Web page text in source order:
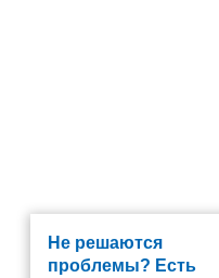
Не решаются
проблемы? Есть